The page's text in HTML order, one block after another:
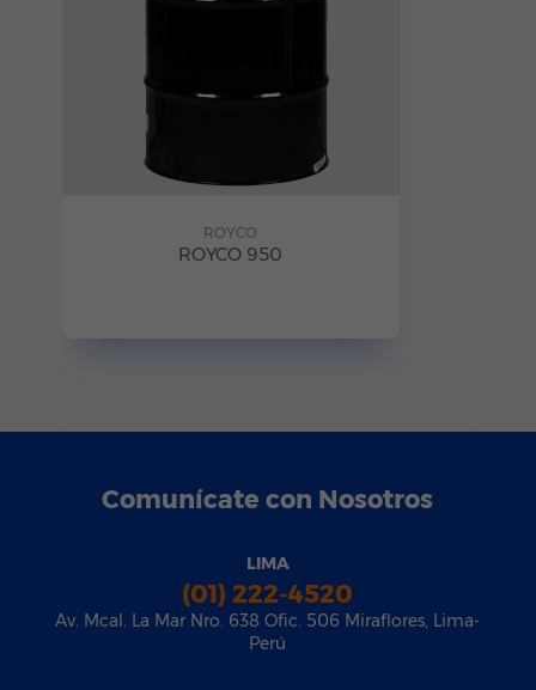
ROYCO
ROYCO 950
Comunícate con Nosotros
LIMA
(01) 222-4520
Av. Mcal. La Mar Nro. 638 Ofic. 506 Miraflores, Lima-
Perú